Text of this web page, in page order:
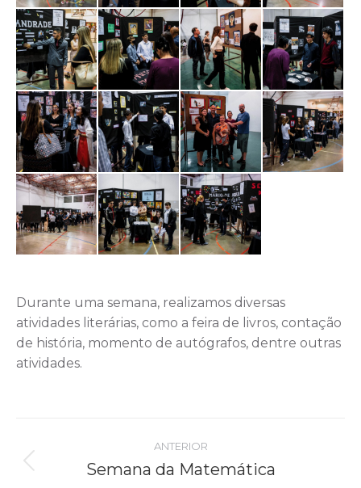
Durante uma semana, realizamos diversas
atividades literárias, como a feira de livros, contação
de história, momento de autógrafos, dentre outras
atividades.
Navegação
do
ANTERIOR
Álbum
Semana da Matemática